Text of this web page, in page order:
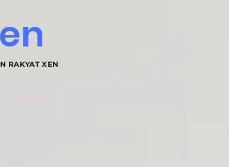
RAKYAT XEN